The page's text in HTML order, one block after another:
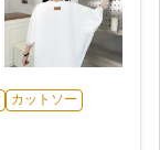
カットソー